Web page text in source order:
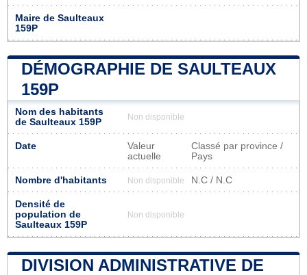
Maire de Saulteaux
159P
DÉMOGRAPHIE DE SAULTEAUX
159P
Nom des habitants
de Saulteaux 159P
Non disponible
Date
Valeur
actuelle
Classé par province /
Pays
Nombre d'habitants Non disponible N.C / N.C
Densité de
population de
Saulteaux 159P
Non disponible
DIVISION ADMINISTRATIVE DE